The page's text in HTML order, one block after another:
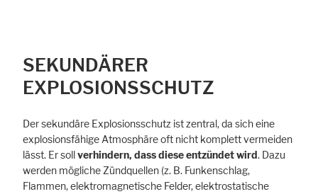
SEKUNDÄRER
EXPLOSIONSSCHUTZ
Der sekundäre Explosionsschutz ist zentral, da sich eine
explosionsfähige Atmosphäre oft nicht komplett vermeiden
lässt. Er sollverhindern, dass diese entzündet wird. Dazu
werden mögliche Zündquellen (z. B. Funkenschlag,
Flammen, elektromagnetische Felder, elektrostatische